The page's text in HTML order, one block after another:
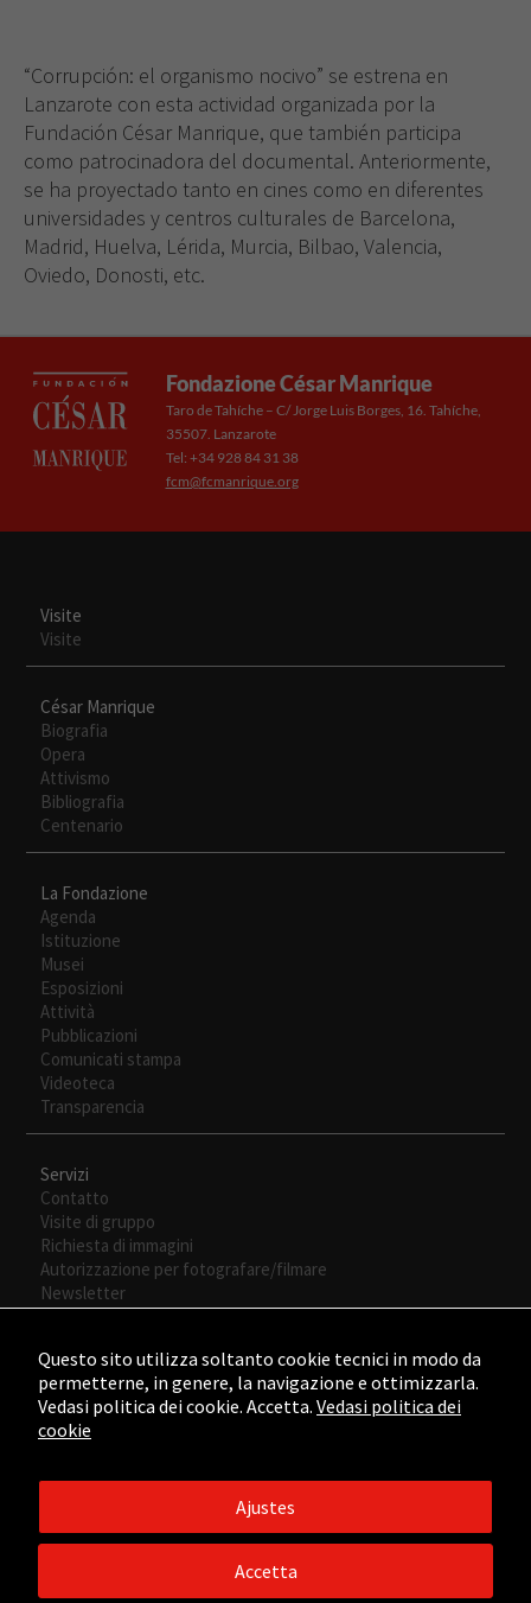
“Corrupción: el organismo nocivo” se estrena en
Lanzarote con esta actividad organizada por la
Fundación César Manrique, que también participa
como patrocinadora del documental. Anteriormente,
se ha proyectado tanto en cines como en diferentes
universidades y centros culturales de Barcelona,
Madrid, Huelva, Lérida, Murcia, Bilbao, Valencia,
Oviedo, Donosti, etc.
Fondazione César Manrique
Taro de Tahíche – C/ Jorge Luis Borges, 16. Tahíche,
35507. Lanzarote
Tel: +34 928 84 31 38
fcm@fcmanrique.org
Visite
Visite
César Manrique
Biografia
Opera
Attivismo
Bibliografia
Centenario
La Fondazione
Agenda
Istituzione
Musei
Esposizioni
Attività
Pubblicazioni
Comunicati stampa
Videoteca
Transparencia
Servizi
Contatto
Visite di gruppo
Richiesta di immagini
Autorizzazione per fotografare/filmare
Newsletter
©2015 - ©2026 Fundación César Manrique. Todos los derechos
Política de Privacidad/Política de Cookies
Questo sito utilizza soltanto cookie tecnici in modo da
permetterne, in genere, la navigazione e ottimizzarla.
Vedasi politica dei cookie. Accetta. Vedasi politica dei
cookie
Ajustes
Accetta
algunas
funcionalidades
desaparecerán
de la web.